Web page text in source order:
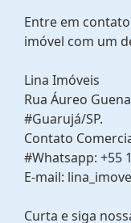
Entre em
imóvel com um
Lina Imóveis
Rua Áureo
#Guarujá/SP.
Contato
#Whatsapp: +55
E-mail:
Curta e siga